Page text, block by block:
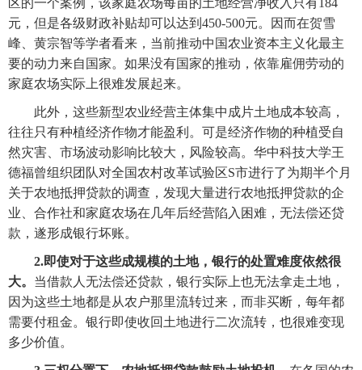
区的一个案例，该家庭农场每亩的土地经营净收入只有184
元，但是各级财政补贴却可以达到450-500元。因而在贺雪
峰、黄宗智等学者看来，当前推动中国农业资本主义化最主
要的动力来自国家。如果没有国家的推动，依靠雇佣劳动的
家庭农场实际上很难发展起来。
此外，这些新型农业经营主体集中成片土地成本较高，
往往只有种植经济作物才能盈利。可是经济作物的种植受自
然灾害、市场波动影响比较大，风险较高。华中科技大学王
德福曾组织团队对全国农村改革试验区S市进行了为期半个月
关于农地抵押贷款的调查，发现大量进行农地抵押贷款的企
业、合作社和家庭农场在几年后经营陷入困难，无法偿还贷
款，遂形成银行坏账。
2.即使对于这些成规模的土地，银行的处置难度依然很
大。 当借款人无法偿还贷款，银行实际上也无法拿走土地，
因为这些土地都是从农户那里流转过来，而非买断，每年都
需要付租金。银行即使收回土地进行二次流转，也很难变现
多少价值。